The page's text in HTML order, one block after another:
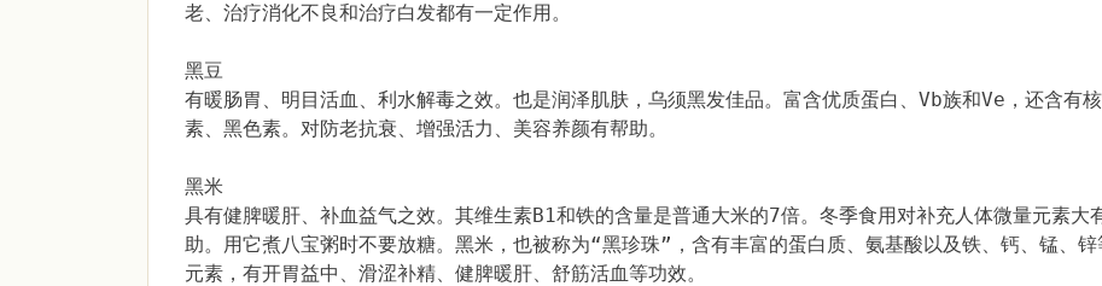
老、治疗消化不良和治疗白发都有一定作用。
黑豆
有暖肠胃、明目活血、利水解毒之效。也是润泽肌肤，乌须黑发佳品。富含优质蛋白、Vb族和Ve，还含有
素、黑色素。对防老抗衰、增强活力、美容养颜有帮助。
黑米
具有健脾暖肝、补血益气之效。其维生素B1和铁的含量是普通大米的7倍。冬季食用对补充人体微量元素大
助。用它煮八宝粥时不要放糖。黑米，也被称为“黑珍珠”，含有丰富的蛋白质、氨基酸以及铁、钙、锰、锌
元素，有开胃益中、滑涩补精、健脾暖肝、舒筋活血等功效。